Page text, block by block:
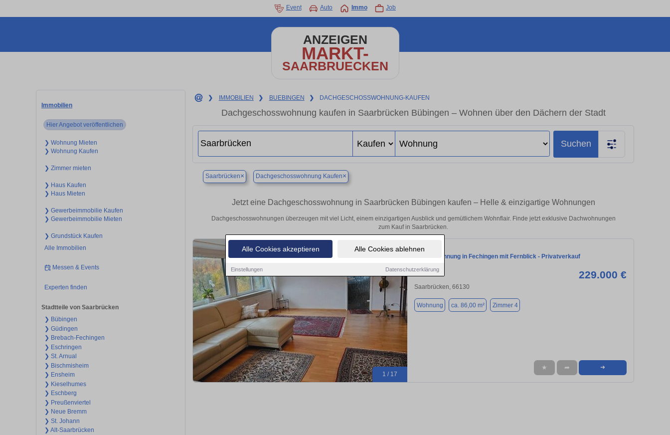
Alle Cookies akzeptieren Alle Cookies ablehnen
Einstellungen Datenschutzerklärung
Event Auto Immo Job
ANZEIGEN
MARKT-
SAARBRUECKEN
Immobilien
Hier Angebot veröffentlichen
❯ Wohnung Mieten
❯ Wohnung Kaufen
❯ Zimmer mieten
❯ Haus Kaufen
❯ Haus Mieten
❯ Gewerbeimmobilie Kaufen
❯ Gewerbeimmobilie Mieten
❯ Grundstück Kaufen
Alle Immobilien
Messen & Events
Experten finden
Stadtteile von Saarbrücken
❯ Bübingen
❯ Güdingen
❯ Brebach-Fechingen
❯ Eschringen
❯ St. Arnual
❯ Bischmisheim
❯ Ensheim
❯ Kieselhumes
❯ Eschberg
❯ Preußenviertel
❯ Neue Bremm
❯ St. Johann
❯ Alt-Saarbrücken
❯ IMMOBILIEN ❯ BUEBINGEN ❯ DACHGESCHOSSWOHNUNG-KAUFEN
Dachgeschosswohnung kaufen in Saarbrücken Bübingen – Wohnen über den Dächern der Stadt
Suchen
Saarbrücken× Dachgeschosswohnung Kaufen×
Jetzt eine Dachgeschosswohnung in Saarbrücken Bübingen kaufen – Helle & einzigartige Wohnungen
Dachgeschosswohnungen überzeugen mit viel Licht, einem einzigartigen Ausblick und gemütlichem Wohnflair. Finde jetzt exklusive Dachwohnungen
zum Kauf in Saarbrücken.
1 / 17
4-ZKB-Wohnung in Fechingen mit Fernblick - Privatverkauf
229.000 €
Saarbrücken, 66130
Wohnung ca. 86,00 m² Zimmer 4
★ ➦ ➜